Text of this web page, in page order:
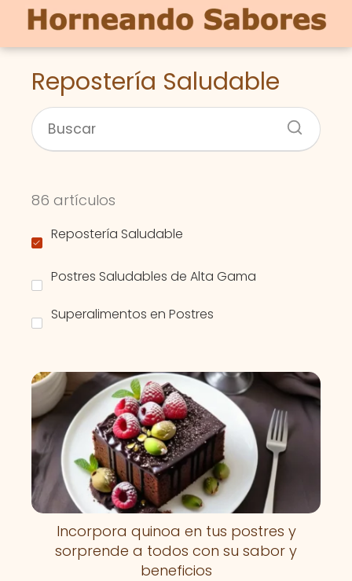
Repostería Saludable
86 artículos
Repostería Saludable
Postres Saludables de Alta Gama
Superalimentos en Postres
Incorpora quinoa en tus postres y
sorprende a todos con su sabor y
beneficios